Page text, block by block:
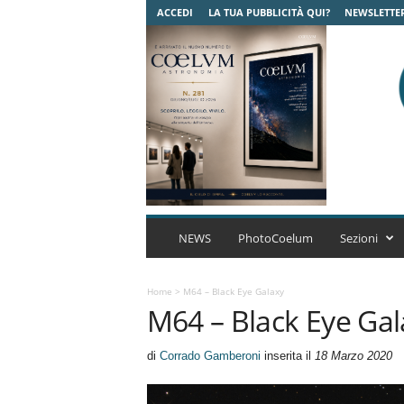
ACCEDI LA TUA PUBBLICITÀ QUI?
C
A
r
NEWS PhotoCoelum Sezioni
Home > M64 – Black Eye Galaxy
M64 – Black Eye
di Corrado Gamberoni inserita il 18 Marzo 2020